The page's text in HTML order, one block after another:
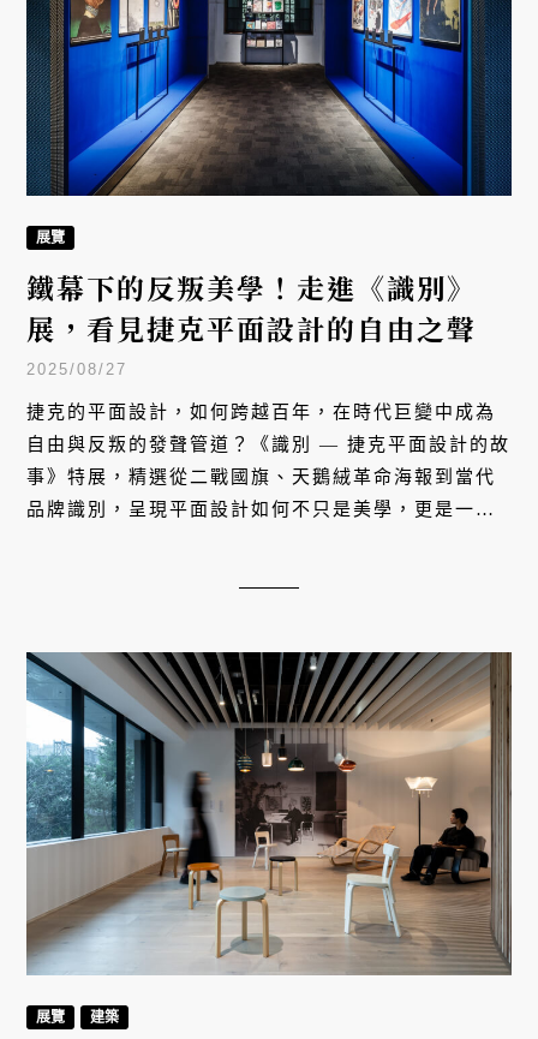
展覽
鐵幕下的反叛美學！走進《識別》
展，看見捷克平面設計的自由之聲
2025/08/27
捷克的平面設計，如何跨越百年，在時代巨變中成為
自由與反叛的發聲管道？《識別 — 捷克平面設計的故
事》特展，精選從二戰國旗、天鵝絨革命海報到當代
品牌識別，呈現平面設計如何不只是美學，更是一種
展覽 建築